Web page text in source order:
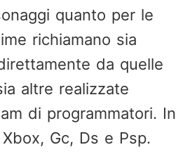
quanto per le
richiamano sia
da quelle
altre realizzate
di programmatori. In
Gc, Ds e Psp.